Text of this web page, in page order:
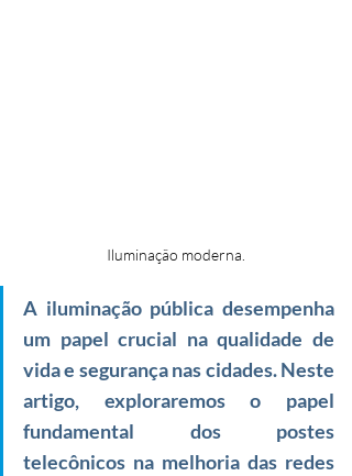
Iluminação moderna.
A iluminação pública desempenha
um papel crucial na qualidade de
vida e segurança nas cidades. Neste
artigo, exploraremos o papel
fundamental dos postes
telecônicos na melhoria das redes